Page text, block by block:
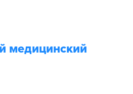
медицинский